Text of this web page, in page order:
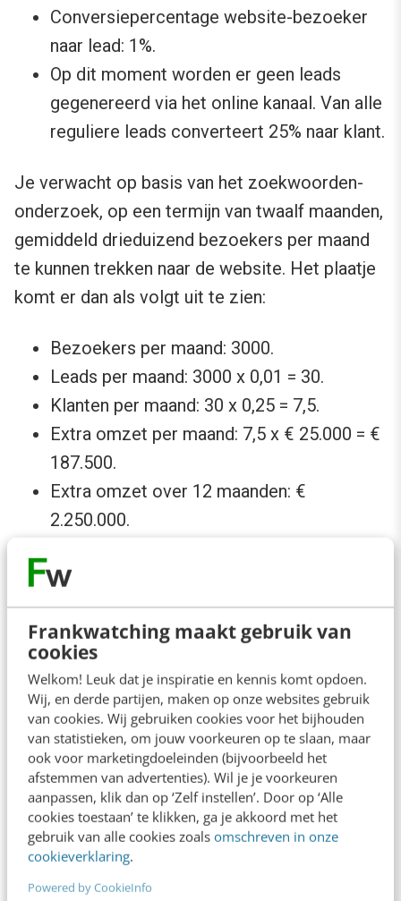
Frankwatching maakt gebruik van
cookies
Welkom! Leuk dat je inspiratie en kennis komt opdoen.
Wij, en derde partijen, maken op onze websites gebruik
van cookies. Wij gebruiken cookies voor het bijhouden
van statistieken, om jouw voorkeuren op te slaan, maar
ook voor marketingdoeleinden (bijvoorbeeld het
afstemmen van advertenties). Wil je je voorkeuren
aanpassen, klik dan op ‘Zelf instellen’. Door op ‘Alle
cookies toestaan’ te klikken, ga je akkoord met het
gebruik van alle cookies zoals omschreven in onze
cookieverklaring.
Powered by CookieInfo
Conversiepercentage website-bezoeker
naar lead: 1%.
Op dit moment worden er geen leads
gegenereerd via het online kanaal. Van alle
reguliere leads converteert 25% naar klant.
Je verwacht op basis van het zoekwoorden-
onderzoek, op een termijn van twaalf maanden,
gemiddeld drieduizend bezoekers per maand
te kunnen trekken naar de website. Het plaatje
komt er dan als volgt uit te zien:
Bezoekers per maand: 3000.
Leads per maand: 3000 x 0,01 = 30.
Klanten per maand: 30 x 0,25 = 7,5.
Extra omzet per maand: 7,5 x € 25.000 = €
187.500.
Extra omzet over 12 maanden: €
2.250.000.
Dat is even slikken voor je (potentiële)
miljoen aan potentiële omzet mis omdat hij
niet aan online marketing doet.
Stel er worden in de huidige situatie geen leads
gegenereerd via het online kanaal, maar jij weet
wel door middel van een experiment een
eerste lead via online te realiseren. Dan wordt
het een stuk makkelijker om de beslisser(s) te
laten voelen dat jouw voorstel om meer te
doen met online ook echt voelbare impact gaat